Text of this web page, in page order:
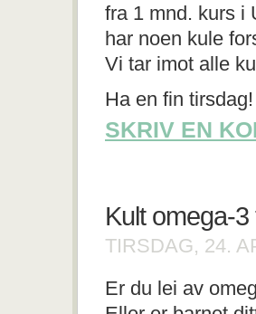
fra 1 mnd. kurs i
har noen kule
Vi tar imot alle
Ha en fin tirsdag!
SKRIV EN
Kult omega-3
TIRSDAG, 24.
Er du lei av